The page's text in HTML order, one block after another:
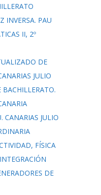
INVERSA. PAU
II, 2º
DE
JULIO
CANARIAS JULIO
FÍSICA
DE